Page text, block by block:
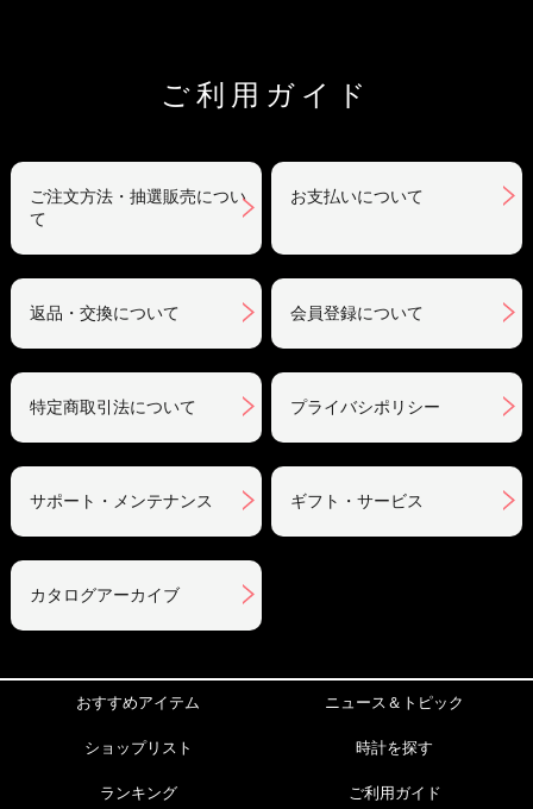
ご利用ガイド
ご注文方法・抽選販売につい
て
お支払いについて
返品・交換について 会員登録について
特定商取引法について プライバシポリシー
サポート・メンテナンス ギフト・サービス
カタログアーカイブ
おすすめアイテム ニュース＆トピック
ショップリスト 時計を探す
ランキング ご利用ガイド